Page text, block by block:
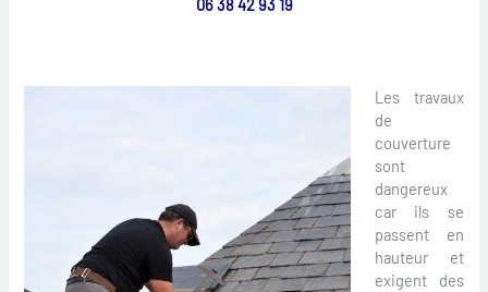
06 38 42 93 19
Les travaux
de
couverture
sont
dangereux
car ils se
passent en
hauteur et
exigent des